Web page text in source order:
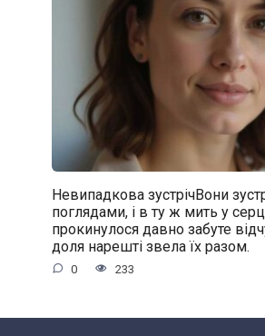
Невипадкова зустрічВони
поглядами, і в ту ж мить у
прокинулося давно забуте
доля нарешті звела їх разом.
0 233